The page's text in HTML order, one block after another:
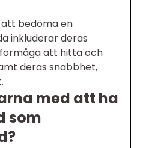
bedöma en
inkluderar deras
att hitta och
deras snabbhet,
med att ha
som